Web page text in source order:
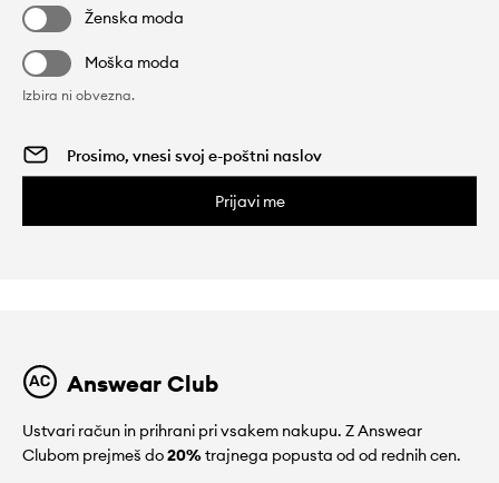
Ženska moda
Moška moda
Izbira ni obvezna.
Prijavi me
Answear Club
Ustvari račun in prihrani pri vsakem nakupu. Z Answear
Clubom prejmeš do20%trajnega popusta od od rednih cen.